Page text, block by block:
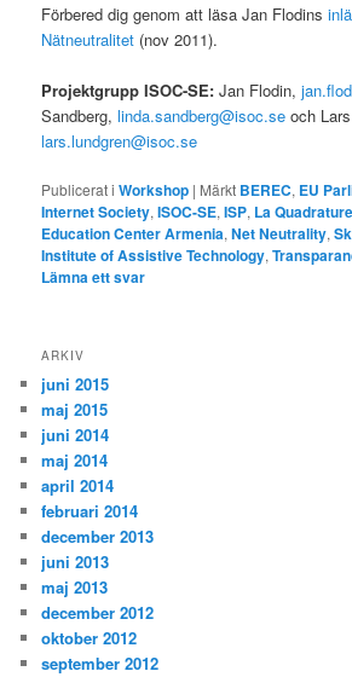
Förbered dig genom att läsa Jan Flodins
Nätneutralitet (nov 2011).
Projektgrupp ISOC-SE: Jan Flodin,
Sandberg,linda.sandberg@isoc.se och
lars.lundgren@isoc.se
Publicerat i Workshop | Märkt BEREC, EU
Internet Society,ISOC-SE,ISP, La
Education Center Armenia,Net Neutrality,
Institute of Assistive Technology,
Lämna ett svar
ARKIV
juni 2015
maj 2015
juni 2014
maj 2014
april 2014
februari 2014
december 2013
juni 2013
maj 2013
december 2012
oktober 2012
september 2012